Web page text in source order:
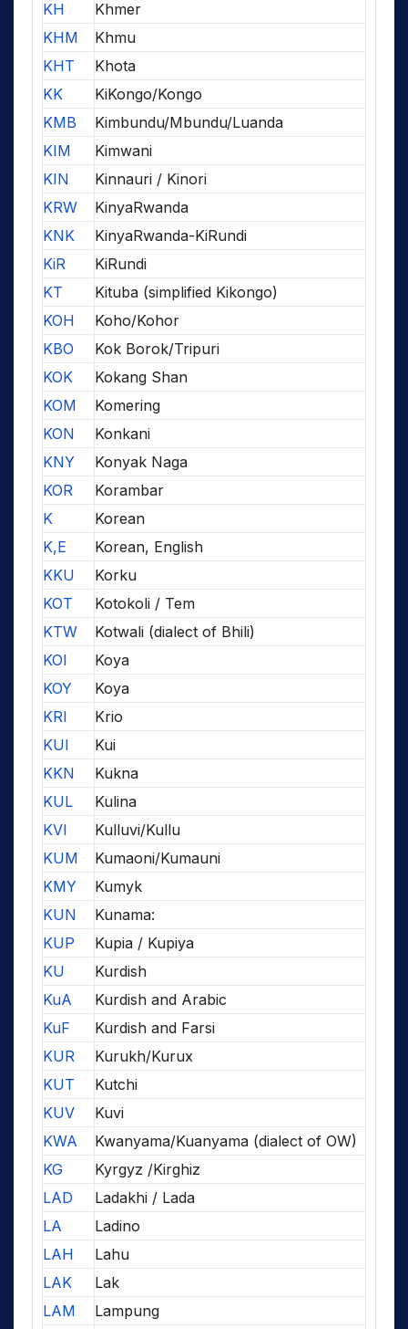
KH
Khmer
KHM
Khmu
KHT
Khota
KK
KiKongo/Kongo
KMB
Kimbundu/Mbundu/Luanda
KIM
Kimwani
KIN
Kinnauri / Kinori
KRW
KinyaRwanda
KNK
KinyaRwanda-KiRundi
KiR
KiRundi
KT
Kituba (simplified Kikongo)
KOH
Koho/Kohor
KBO
Kok Borok/Tripuri
KOK
Kokang Shan
KOM
Komering
KON
Konkani
KNY
Konyak Naga
KOR
Korambar
K
Korean
K,E
Korean, English
KKU
Korku
KOT
Kotokoli / Tem
KTW
Kotwali (dialect of Bhili)
KOI
Koya
KOY
Koya
KRI
Krio
KUI
Kui
KKN
Kukna
KUL
Kulina
KVI
Kulluvi/Kullu
KUM
Kumaoni/Kumauni
KMY
Kumyk
KUN
Kunama:
KUP
Kupia / Kupiya
KU
Kurdish
KuA
Kurdish and Arabic
KuF
Kurdish and Farsi
KUR
Kurukh/Kurux
KUT
Kutchi
KUV
Kuvi
KWA
Kwanyama/Kuanyama (dialect of OW)
KG
Kyrgyz /Kirghiz
LAD
Ladakhi / Lada
LA
Ladino
LAH
Lahu
LAK
Lak
LAM
Lampung